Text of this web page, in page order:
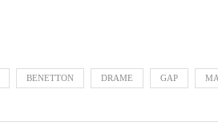
BENETTON DRAME GAP